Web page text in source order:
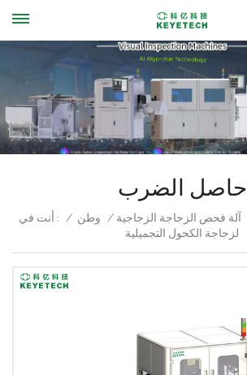
حاصل الضرب
أنت في : / وطن / آلة فحص الزجاجة الزجاجية
لزجاجة الكحول التجميلية